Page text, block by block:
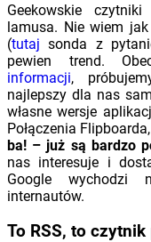
Geekowskie
lamusa. Nie wiem
(tutaj sonda z
pewien trend.
informacji,
najlepszy dla nas
własne wersje
Połączenia
ba! – już są bardzo
nas interesuje i
Google wychodzi
internautów.
To RSS, to